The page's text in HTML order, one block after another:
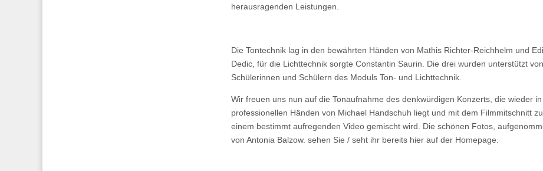
herausragenden Leistungen.
Die Tontechnik lag in den bewährten Händen von Mathis Richter-Reichhelm und
Dedic, für die Lichttechnik sorgte Constantin Saurin. Die drei wurden unterstützt
Schülerinnen und Schülern des Moduls Ton- und Lichttechnik.
Wir freuen uns nun auf die Tonaufnahme des denkwürdigen Konzerts, die wieder
professionellen Händen von Michael Handschuh liegt und mit dem Filmmitschnitt zu
einem bestimmt aufregenden Video gemischt wird. Die schönen Fotos,
von Antonia Balzow. sehen Sie / seht ihr bereits hier auf der Homepage.